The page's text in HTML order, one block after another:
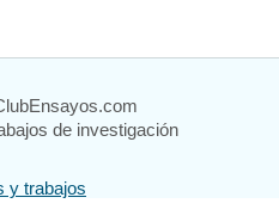
de investigación
y trabajos